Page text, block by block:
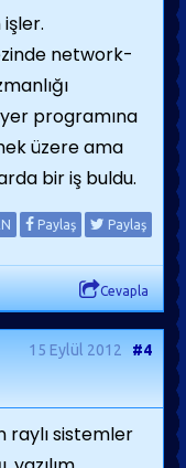
network-
programına
üzere ama
bir iş buldu.
Paylaş Paylaş
Cevapla
15 Eylül 2012 #4
raylı sistemler